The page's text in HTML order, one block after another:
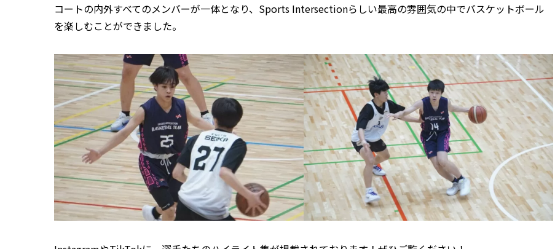
コートの内外すべてのメンバーが一体となり、Sports Intersectionらしい最高の雰囲気の中でバスケットボール
を楽しむことができました。